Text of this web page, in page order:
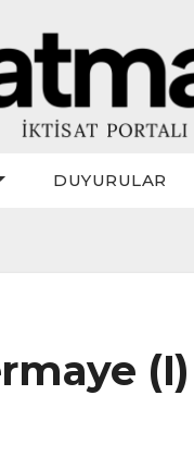
DUYURULAR
(I)